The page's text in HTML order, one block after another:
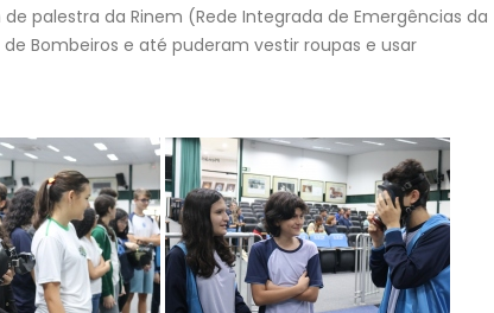
palestra da Rinem (Rede Integrada de Emergências da
Bombeiros e até puderam vestir roupas e usar